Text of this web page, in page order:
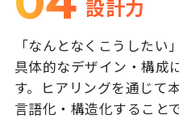
設計力
「なんとなくこうしたい
具体的なデザイン・構成
す。ヒアリングを通じて
言語化・構造化すること